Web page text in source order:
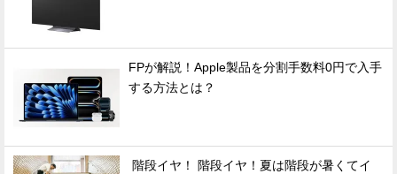
FPが解説！Apple製品を分割手数料0円で入手
する方法とは？
階段イヤ！ 階段イヤ！夏は階段が暑くてイ